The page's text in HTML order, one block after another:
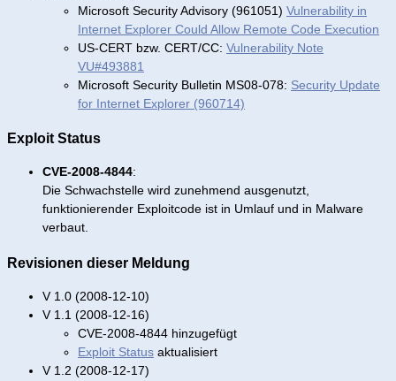
Microsoft Security Advisory (961051) Vulnerability in
Internet Explorer Could Allow Remote Code Execution
US-CERT bzw. CERT/CC: Vulnerability Note
VU#493881
Microsoft Security Bulletin MS08-078: Security Update
for Internet Explorer (960714)
Exploit Status
CVE-2008-4844:
Die Schwachstelle wird zunehmend ausgenutzt,
funktionierender Exploitcode ist in Umlauf und in Malware
verbaut.
Revisionen dieser Meldung
V 1.0 (2008-12-10)
V 1.1 (2008-12-16)
CVE-2008-4844 hinzugefügt
Exploit Status aktualisiert
V 1.2 (2008-12-17)